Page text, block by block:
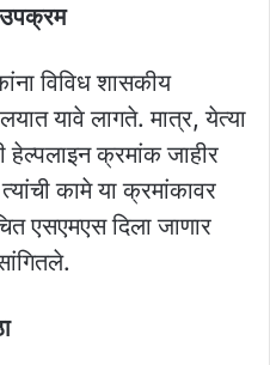
उपक्रम
विविध शासकीय
यावे लागते. मात्र, येत्या
हेल्पलाइन क्रमांक जाहीर
कामे या क्रमांकावर
एसएमएस दिला जाणार